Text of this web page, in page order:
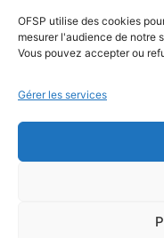
OFSP utilise des cookies
mesurer l'audience de notre
Vous pouvez accepter ou
Gérer les services
PLAQUETTE DE
Numéro de
du préfet de région
OFSP.fr – Tous